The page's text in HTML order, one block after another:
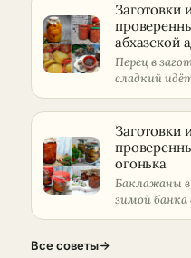
Заготовки
абхазской
Перец в
сладкий
Заготовки
огонька
Баклажаны в
зимой банка
в …
Все советы